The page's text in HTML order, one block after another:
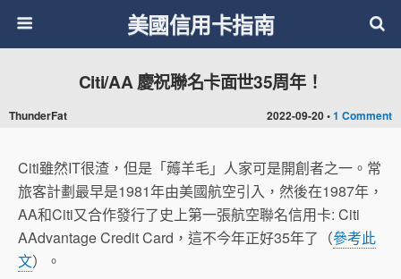
美國信用卡指南
2022-09-20 •1 Comment
Citi/AA 慶祝聯名卡面世35周年！
ThunderFat
Citi雖然IT很渣，但是「薅羊毛」人家可是開創者之一。常
旅客計劃最早是1981年由美國航空引入，然後在1987年，
AA和Citi又合作發行了史上第一張航空聯名信用卡: Citi
AAdvantage Credit Card，這不今年正好35年了（參考此
文）。